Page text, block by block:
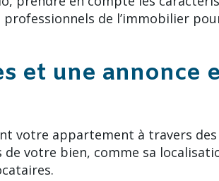
de l’immobilier
et une annonce
votre appartement à travers
votre bien, comme sa